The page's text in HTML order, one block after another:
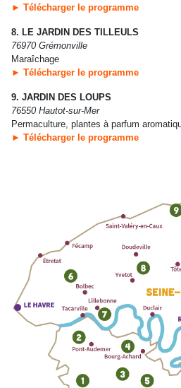
► Télécharger le programme
8. LE JARDIN DES TILLEULS
76970 Grémonville
Maraîchage
► Télécharger le programme
9. JARDIN DES LOUPS
76550 Hautot-sur-Mer
Permaculture, plantes à parfum
► Télécharger le programme